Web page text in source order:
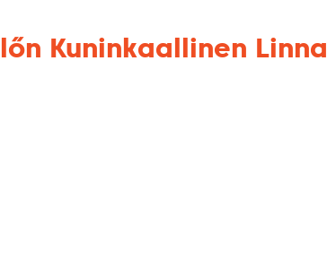
Kuninkaallinen Linna